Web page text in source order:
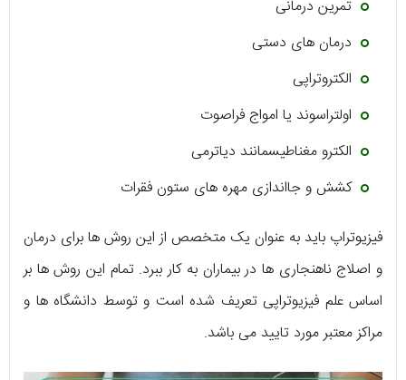
تمرین درمانی
درمان های دستی
الکتروتراپی
اولتراسوند یا امواج فراصوت
الکترو مغناطیسمانند دیاترمی
کشش و جااندازی مهره های ستون فقرات
فیزیوتراپ باید به عنوان یک متخصص از این روش ها برای درمان
و اصلاج ناهنجاری ها در بیماران به کار ببرد. تمام این روش ها بر
اساس علم فیزیوتراپی تعریف شده است و توسط دانشگاه ها و
مراکز معتبر مورد تایید می باشد.